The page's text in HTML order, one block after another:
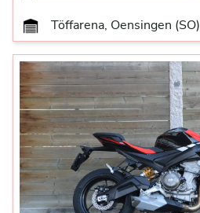
Töffarena, Oensingen (SO)